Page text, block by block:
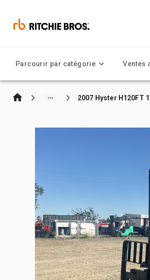
Parcourir par catégorie Ventes
2007 Hyster H120FT